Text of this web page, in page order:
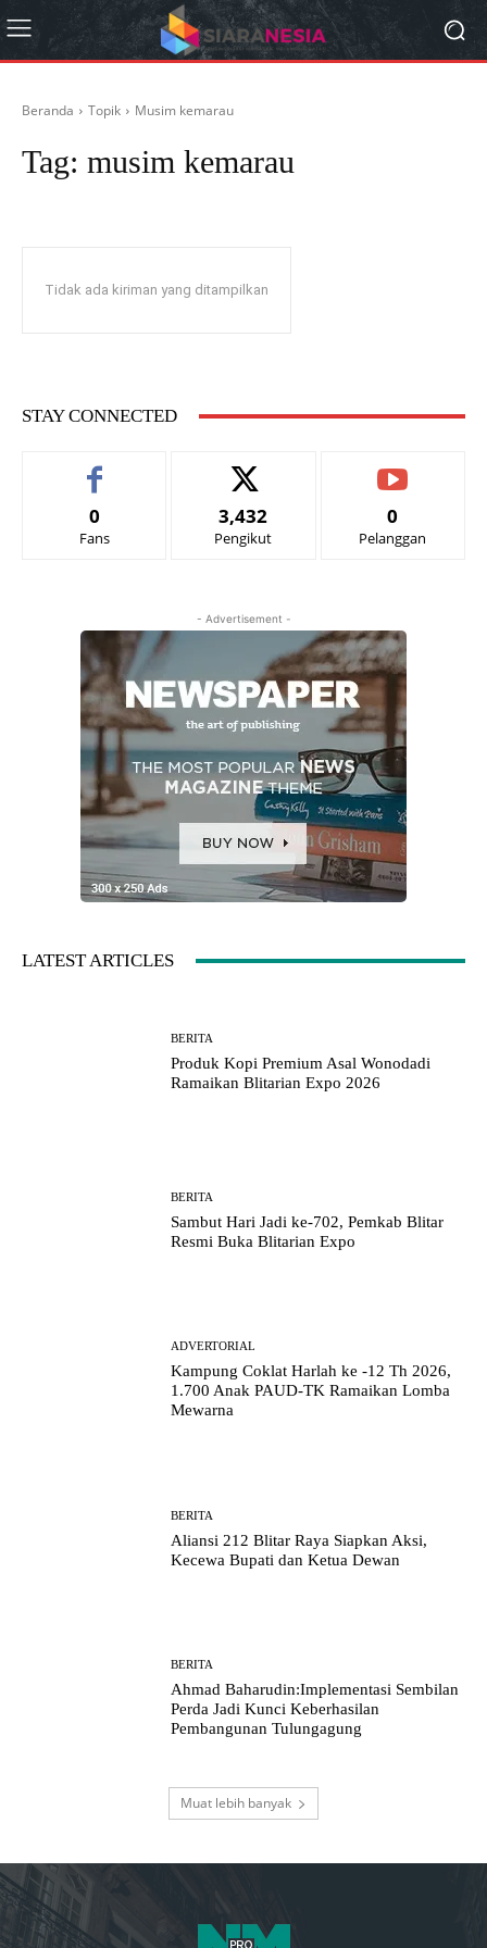
Beranda Topik Musim kemarau
Tag: musim kemarau
Tidak ada kiriman yang ditampilkan
STAY CONNECTED
0
Fans
3,432
Pengikut
0
Pelanggan
- Advertisement -
LATEST ARTICLES
BERITA
Produk Kopi Premium Asal Wonodadi
Ramaikan Blitarian Expo 2026
BERITA
Sambut Hari Jadi ke-702, Pemkab Blitar
Resmi Buka Blitarian Expo
ADVERTORIAL
Kampung Coklat Harlah ke -12 Th 2026,
1.700 Anak PAUD-TK Ramaikan Lomba
Mewarna
BERITA
Aliansi 212 Blitar Raya Siapkan Aksi,
Kecewa Bupati dan Ketua Dewan
BERITA
Ahmad Baharudin:Implementasi Sembilan
Perda Jadi Kunci Keberhasilan
Pembangunan Tulungagung
Muat lebih banyak